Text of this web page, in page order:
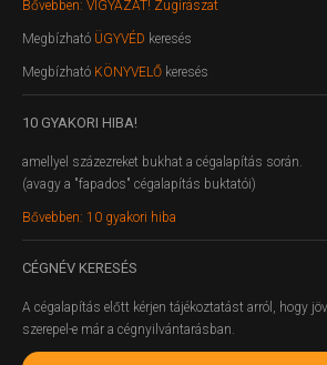
Bővebben: VIGYÁZAT! Zugírászat
Megbízható ÜGYVÉD keresés
Megbízható KÖNYVELŐ keresés
10 GYAKORI HIBA!
amellyel százezreket bukhat a cégalapítás során.
(avagy a "fapados" cégalapítás buktatói)
Bővebben: 10 gyakori hiba
CÉGNÉV KERESÉS
A cégalapítás előtt kérjen tájékoztatást arról, hogy
szerepel-e már a cégnyilvántarásban.